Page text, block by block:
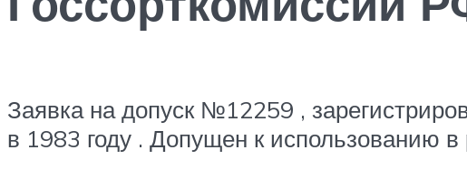
Заявка на допуск №12259 ,
в 1983 году . Допущен к использованию